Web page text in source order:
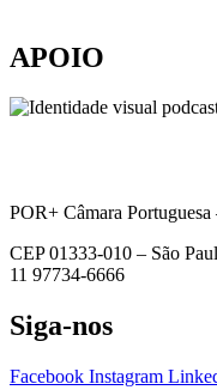
APOIO
POR+ Câmara Portuguesa
CEP 01333-010 – São
11 97734-6666
Siga-nos
Facebook Instagram